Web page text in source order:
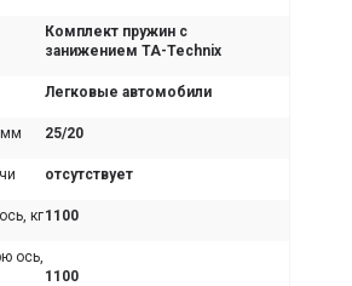
Комплект пружин с
занижением TA-Technix
Легковые автомобили
мм 25/20
отсутствует
кг1100
ось,
1100